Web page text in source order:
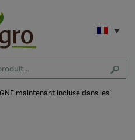
maintenant incluse dans les